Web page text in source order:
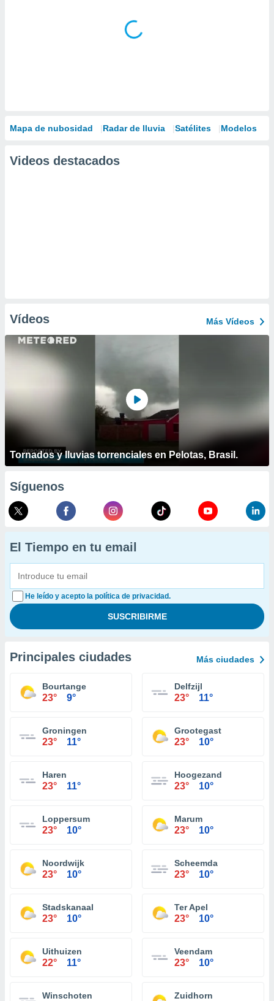
Mapa de nubosidad Radar de lluvia Satélites Modelos
Videos destacados
Vídeos Más Vídeos
Tornados y lluvias torrenciales en Pelotas, Brasil.
Síguenos
El Tiempo en tu email
He leído y acepto la política de privacidad.
Principales ciudades Más ciudades
Bourtange
23° 9°
Delfzijl
23° 11°
Groningen
23° 11°
Grootegast
23° 10°
Haren
23° 11°
Hoogezand
23° 10°
Loppersum
23° 10°
Marum
23° 10°
Noordwijk
23° 10°
Scheemda
23° 10°
Stadskanaal
23° 10°
Ter Apel
23° 10°
Uithuizen
22° 11°
Veendam
23° 10°
Winschoten Zuidhorn